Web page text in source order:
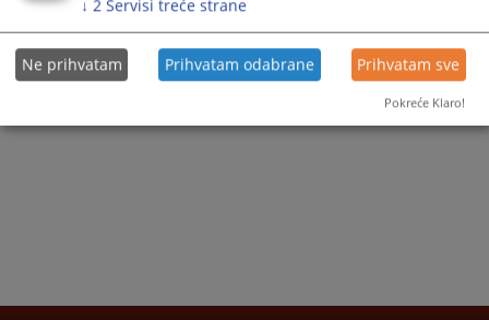
↓ 2 Servisi treće strane
Ne prihvatam Prihvatam odabrane Prihvatam sve
Pokreće Klaro!